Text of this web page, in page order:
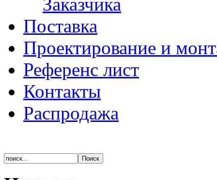
Поставка
Проектирование и
Референс лист
Контакты
Распродажа